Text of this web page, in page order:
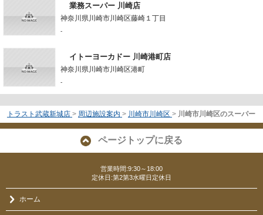
業務スーパー 川崎店
神奈川県川崎市川崎区藤崎１丁目
-
イトーヨーカドー 川崎港町店
神奈川県川崎市川崎区港町
-
トラスト武蔵新城店 > 周辺施設案内 > 川崎市川崎区 > 川崎市川崎区のスーパー
ページトップに戻る
営業時間:9:30～18:00
定休日:第2第3水曜日定休日
ホーム